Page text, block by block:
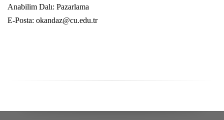
Anabilim Dalı: Pazarlama
E-Posta: okandaz@cu.edu.tr